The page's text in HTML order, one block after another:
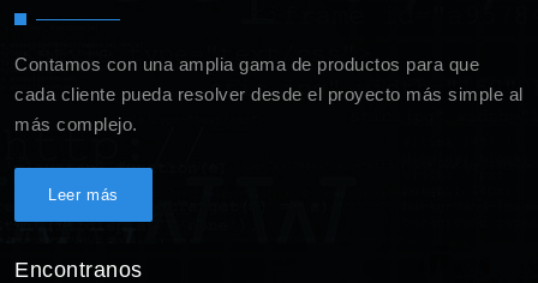
Contamos con una amplia gama de productos para que
cada cliente pueda resolver desde el proyecto más simple al
más complejo.
Leer más
Encontranos